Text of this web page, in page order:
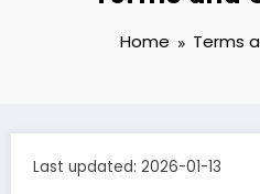
Home Terms
Last updated: 2026-01-13